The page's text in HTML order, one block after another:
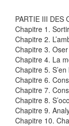
PARTIE III DES
Chapitre 1.
Chapitre 2.
Chapitre 3.
Chapitre 4. La
Chapitre 5.
Chapitre 6.
Chapitre 7.
Chapitre 8.
Chapitre 9.
Chapitre 10.